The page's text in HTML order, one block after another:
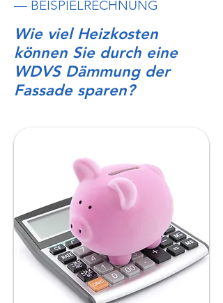
— BEISPIELRECHNUNG
Wie viel Heizkosten
können Sie durch eine
WDVS Dämmung der
Fassade sparen?